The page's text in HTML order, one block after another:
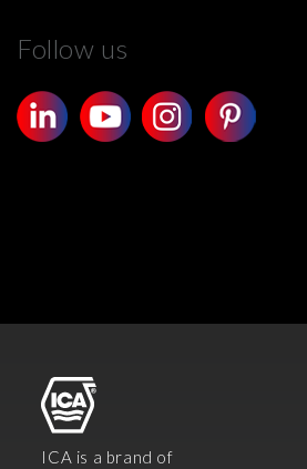
Follow us
ICA is a brand of